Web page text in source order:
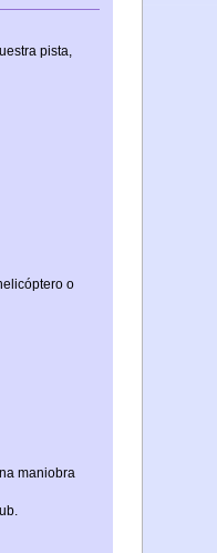
pista,
o
maniobra